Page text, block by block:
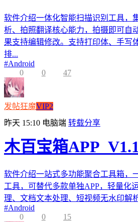
软件介绍一体化智能扫描识别工具，
析、拍照翻译核心能力，拍摄即可自
果支持编辑修改。支持打印体、手写
排...
#Android
0
0 47
发帖狂魔VIP2
昨天 15:10 电脑端 转载分享
木百宝箱
软件介绍一站式多功能聚合工具箱，
工具，可替代多款单独APP，轻量化
理、文档文本处理、短视频无水印解
#Android
0
0 15